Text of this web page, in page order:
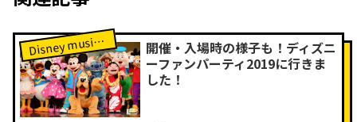
Disney music Labレポート
開催・入場時の様子も！ディズニ
ーファンパーティ2019に行きま
した！